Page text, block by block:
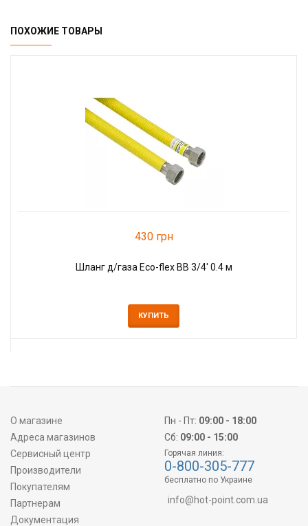
ПОХОЖИЕ ТОВАРЫ
430 грн
Шланг д/газа Eco-flex ВВ 3/4' 0.4 м
КУПИТЬ
О магазине
Адреса магазинов
Сервисный центр
Производители
Покупателям
Партнерам
Документация
Пн - Пт: 09:00 - 18:00
Сб: 09:00 - 15:00
Горячая линия:
0-800-305-777
бесплатно по Украине
info@hot-point.com.ua